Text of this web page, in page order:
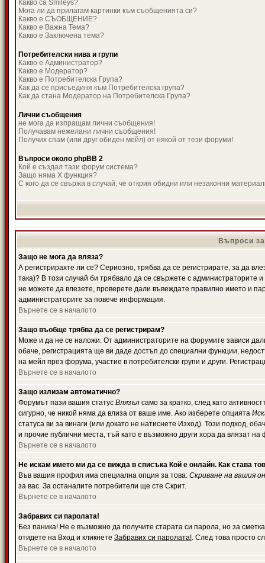
Какво са Smileys?
Мога ли да прилагам картинки към съобщенията си?
Какво е СЪОБЩЕНИЕ?
Какво е Важна Тема?
Какво е Заключена тема?
Потребителски нива и групи
Какво е Администратор?
Какво е Модератор?
Какво е Потребителска Група?
Как да се присъединя към Потребителска група?
Как да стана Модератор на Потребителска Група?
Лични съобщения
не мога да изпращам лични съобщения!
Получавам нежелани лични съобщения!
Получих спам (или друг обиден мейл) от някой от тези форуми!
Въпроси около phpBB 2
Кой е създал тази форум система?
Защо няма X функция?
С кого да се свържа в случай, че открия обидни или незаконни
Въпроси
Защо не мога да вляза?
А регистрирахте ли се? Сериозно, трябва да се регистрирате, за да
така)? В този случай би трябвало да се свържете с администраторите
не можете да влезете, проверете дали въвеждате правилно името и
администраторите за повече информация.
Върнете се в началото
Защо въобще трябва да се регистрирам?
Може и да не се наложи. От администраторите на форумите зависи
обаче, регистрацията ще ви даде достъп до специални функции,
на мейл през форума, участие в потребителски групи и други.
Върнете се в началото
Защо излизам автоматично?
Форумът пази вашия статус Влязъл само за кратко, след като
сигурно, че никой няма да влиза от ваше име. Ако изберете опцията
статуса ви за винаги (или докато не натиснете Изход). Този подход,
и прочие публични места, тъй като е възможно други хора да влязат
Върнете се в началото
Не искам името ми да се вижда в списъка Кой е онлайн. Как става
Във вашия профил има специална опция за това: Скриване на вашия
за вас. За останалите потребители ще сте Скрит.
Върнете се в началото
Забравих си паролата!
Без паника! Не е възможно да получите старата си парола, но за
отидете на Вход и кликнете Забравих си паролата!. След това просто
Върнете се в началото